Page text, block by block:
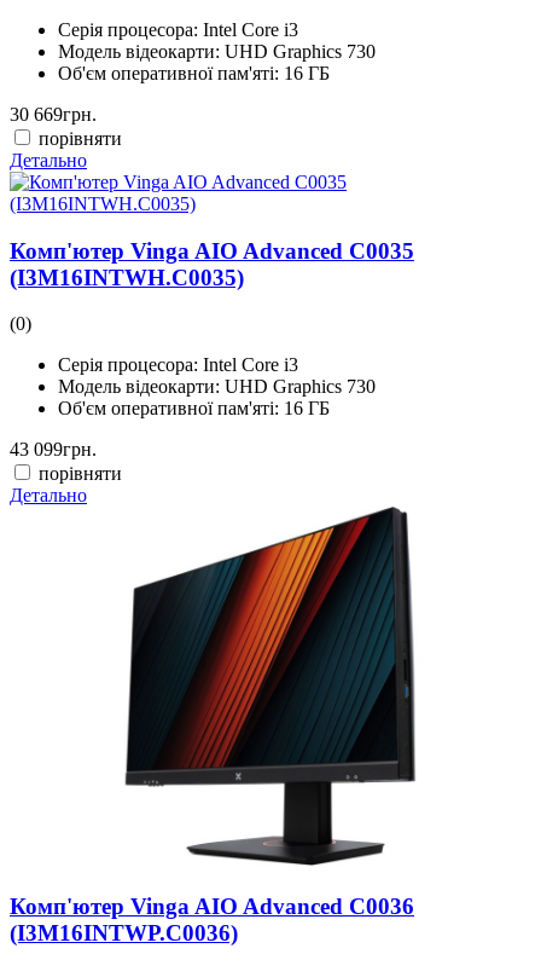
Серія процесора: Intel Core i3
Модель відеокарти: UHD Graphics 730
Об'єм оперативної пам'яті: 16 ГБ
30 669грн.
порівняти
Детально
Комп'ютер Vinga AIO Advanced C0035
(I3M16INTWH.C0035)
(0)
Серія процесора: Intel Core i3
Модель відеокарти: UHD Graphics 730
Об'єм оперативної пам'яті: 16 ГБ
43 099грн.
порівняти
Детально
Комп'ютер Vinga AIO Advanced C0036
(I3M16INTWP.C0036)